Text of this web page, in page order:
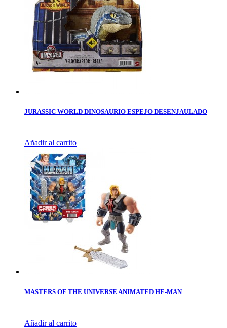
JURASSIC WORLD DINOSAURIO ESPEJO DESENJAULADO
Añadir al carrito
MASTERS OF THE UNIVERSE ANIMATED HE-MAN
Añadir al carrito